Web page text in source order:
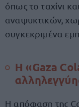
όπως το ταχίνι
αναψυκτικών,
συγκεκριμένα
Η «Gaza
Η απόφαση της